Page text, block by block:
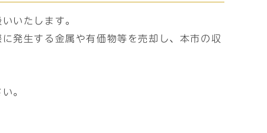
いたします。
発生する金属や有価物等を売却し、本市の収
。